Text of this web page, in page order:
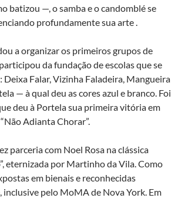
batizou —, o samba e o candomblé se
profundamente sua arte .
a organizar os primeiros grupos de
da fundação de escolas que se
Falar, Vizinha Faladeira, Mangueira
— à qual deu as cores azul e branco. Foi
deu à Portela sua primeira vitória em
Adianta Chorar”.
parceria com Noel Rosa na clássica
eternizada por Martinho da Vila. Como
em bienais e reconhecidas
pelo MoMA de Nova York. Em